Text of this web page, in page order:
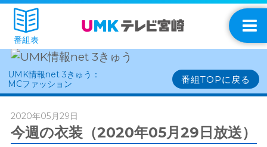
番組表
UMK情報net 3きゅう：
MCファッション
番組TOPに戻る
2020年05月29日
今週の衣装（2020年05月29日放送）